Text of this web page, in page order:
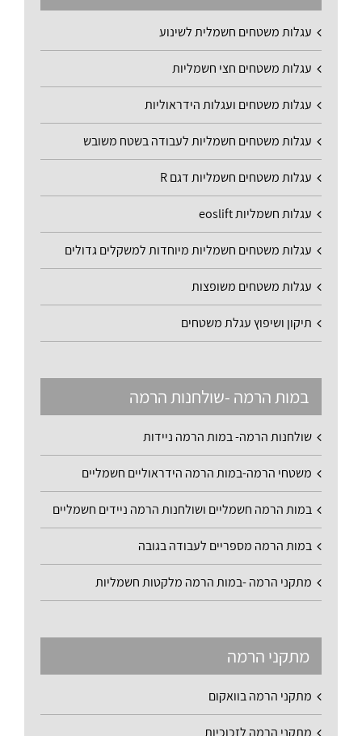
עגלות משטחים חשמלית לשינוע
עגלות משטחים חצי חשמליות
עגלות משטחים ועגלות הידראוליות
עגלות משטחים חשמליות לעבודה בשטח משובש
עגלות משטחים חשמליות דגם R
עגלות חשמליות eoslift
עגלות משטחים חשמליות מיוחדות למשקלים גדולים
עגלות משטחים משופצות
תיקון ושיפוץ עגלת משטחים
במות הרמה -שולחנות הרמה
שולחנות הרמה- במות הרמה ניידות
משטחי הרמה-במות הרמה הידראוליים חשמליים
במות הרמה חשמליים ושולחנות הרמה ניידים חשמליים
במות הרמה מספריים לעבודה בגובה
מתקני הרמה -במות הרמה מלקטות חשמליות
מתקני הרמה
מתקני הרמה בוואקום
מתקני הרמה לזכוכיות